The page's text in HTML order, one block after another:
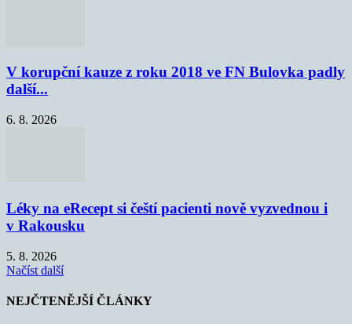
V korupční kauze z roku 2018 ve FN Bulovka padly
další...
6. 8. 2026
Léky na eRecept si čeští pacienti nově vyzvednou i
v Rakousku
5. 8. 2026
Načíst další
NEJČTENĚJŠÍ ČLÁNKY